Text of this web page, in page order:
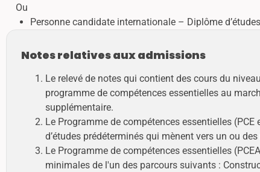
Ou
Personne candidate internationale – Diplôme
Notes relatives aux admissions
Le relevé de notes qui contient des cours du
programme de compétences essentielles au
supplémentaire.
Le Programme de compétences essentielles
d’études prédéterminés qui mènent vers un ou
Le Programme de compétences essentielles
minimales de l'un des parcours suivants :